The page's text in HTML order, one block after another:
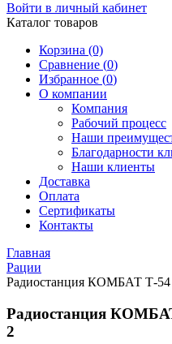
Войти в личный кабинет
Каталог товаров
Корзина (0)
Сравнение (0)
Избранное (0)
О компании
Компания
Рабочий процесс
Наши
Благодарности
Наши клиенты
Доставка
Оплата
Сертификаты
Контакты
Главная
Рации
Радиостанция КОМБАТ Т-
Радиостанция
2